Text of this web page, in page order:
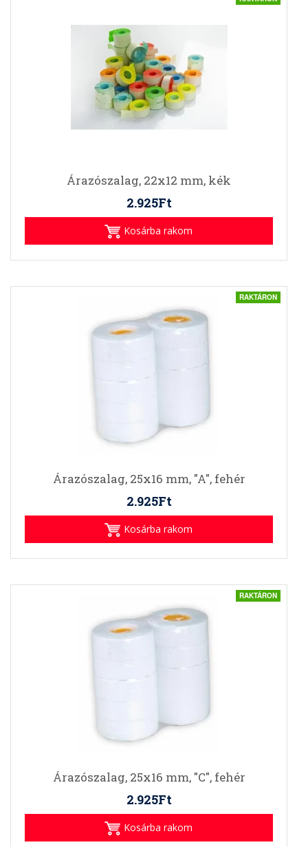
Árazószalag, 22x12 mm, kék
2.925Ft
Kosárba rakom
RAKTÁRON
Árazószalag, 25x16 mm, "A", fehér
2.925Ft
Kosárba rakom
RAKTÁRON
Árazószalag, 25x16 mm, "C", fehér
2.925Ft
Kosárba rakom